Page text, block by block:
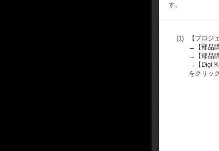
す。
(1)
【プロジ
→【部品
→【部品
→【Digi-
をクリッ